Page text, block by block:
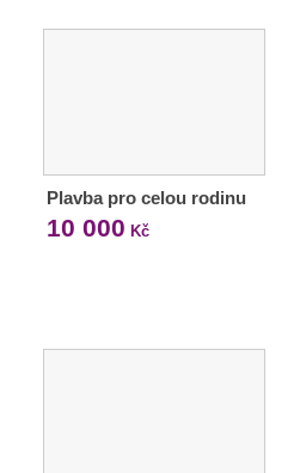
Plavba pro celou rodinu
10 000 Kč